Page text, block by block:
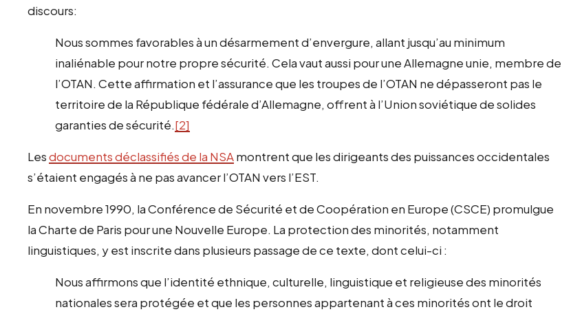
discours:
Nous sommes favorables à un désarmement d’envergure, allant jusqu’au minimum
inaliénable pour notre propre sécurité. Cela vaut aussi pour une Allemagne unie, membre de
l’OTAN. Cette affirmation et l’assurance que les troupes de l’OTAN ne dépasseront pas le
territoire de la République fédérale d’Allemagne, offrent à l’Union soviétique de solides
garanties de sécurité.[2]
Lesdocuments déclassifiés de la NSAmontrent que les dirigeants des puissances occidentales
s’étaient engagés à ne pas avancer l’OTAN vers l’EST.
En novembre 1990, la Conférence de Sécurité et de Coopération en Europe (CSCE) promulgue
la Charte de Paris pour une Nouvelle Europe. La protection des minorités, notamment
linguistiques, y est inscrite dans plusieurs passage de ce texte, dont celui-ci :
Nous affirmons que l’identité ethnique, culturelle, linguistique et religieuse des minorités
nationales sera protégée et que les personnes appartenant à ces minorités ont le droit